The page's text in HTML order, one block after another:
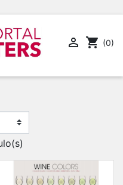
 shopping_cart (0)